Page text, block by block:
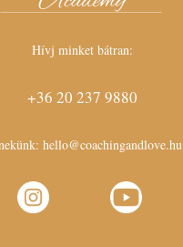
Hívj minket bátran:
+36 20 237 9880
hello@coachingandlove.hu